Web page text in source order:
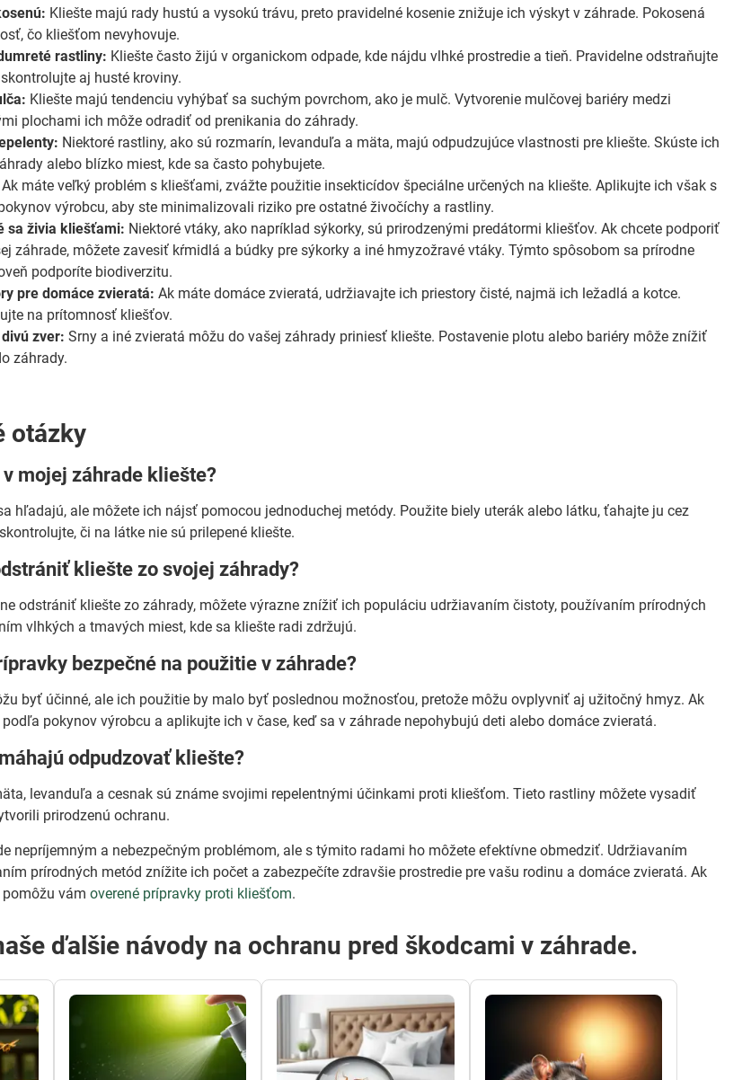
Kliešte majú rady hustú a vysokú trávu, preto pravidelné kosenie znižuje ich výskyt v záhrade. Pokosená
čo kliešťom nevyhovuje.
rastliny: Kliešte často žijú v organickom odpade, kde nájdu vlhké prostredie a tieň. Pravidelne odstraňujte
aj husté kroviny.
Kliešte majú tendenciu vyhýbať sa suchým povrchom, ako je mulč. Vytvorenie mulčovej bariéry medzi
plochami ich môže odradiť od prenikania do záhrady.
Niektoré rastliny, ako sú rozmarín, levanduľa a mäta, majú odpudzujúce vlastnosti pre kliešte. Skúste ich
alebo blízko miest, kde sa často pohybujete.
Ak máte veľký problém s kliešťami, zvážte použitie insekticídov špeciálne určených na kliešte. Aplikujte ich však s
výrobcu, aby ste minimalizovali riziko pre ostatné živočíchy a rastliny.
sa živia kliešťami: Niektoré vtáky, ako napríklad sýkorky, sú prirodzenými predátormi kliešťov. Ak chcete podporiť
záhrade, môžete zavesiť kŕmidlá a búdky pre sýkorky a iné hmyzožravé vtáky. Týmto spôsobom sa prírodne
podporíte biodiverzitu.
pre domáce zvieratá: Ak máte domáce zvieratá, udržiavajte ich priestory čisté, najmä ich ležadlá a kotce.
na prítomnosť kliešťov.
zver: Srny a iné zvieratá môžu do vašej záhrady priniesť kliešte. Postavenie plotu alebo bariéry môže znížiť
záhrady.
otázky
mojej záhrade kliešte?
hľadajú, ale môžete ich nájsť pomocou jednoduchej metódy. Použite biely uterák alebo látku, ťahajte ju cez
či na látke nie sú prilepené kliešte.
kliešte zo svojej záhrady?
odstrániť kliešte zo záhrady, môžete výrazne znížiť ich populáciu udržiavaním čistoty, používaním prírodných
vlhkých a tmavých miest, kde sa kliešte radi zdržujú.
bezpečné na použitie v záhrade?
byť účinné, ale ich použitie by malo byť poslednou možnosťou, pretože môžu ovplyvniť aj užitočný hmyz. Ak
pokynov výrobcu a aplikujte ich v čase, keď sa v záhrade nepohybujú deti alebo domáce zvieratá.
odpudzovať kliešte?
levanduľa a cesnak sú známe svojimi repelentnými účinkami proti kliešťom. Tieto rastliny môžete vysadiť
prirodzenú ochranu.
nepríjemným a nebezpečným problémom, ale s týmito radami ho môžete efektívne obmedziť. Udržiavaním
prírodných metód znížite ich počet a zabezpečíte zdravšie prostredie pre vašu rodinu a domáce zvieratá. Ak
pomôžu vámoverené prípravky proti kliešťom.
ďalšie návody na ochranu pred škodcami v záhrade.